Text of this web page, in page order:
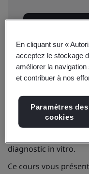
Dates et
Le règlement sur le
exigences
pour vendre des
diagnostic in vitro.
Ce cours vous
En cliquant sur «
acceptez le stockage
améliorer la
et contribuer à nos
Paramètres des
cookies